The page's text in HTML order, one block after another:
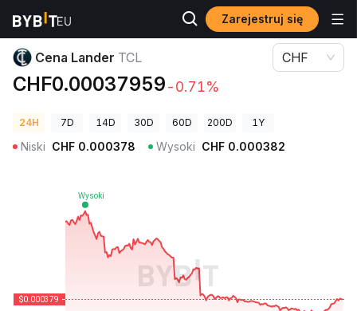
Zarejestruj się
Ceny kryptowalut Cena Lander TCL
Cena Lander TCL
CHF0.00037959-0.71%
CHF
24H 7D 14D 30D 60D 200D 1Y
Niski CHF 0.000378 Wysoki CHF 0.000382